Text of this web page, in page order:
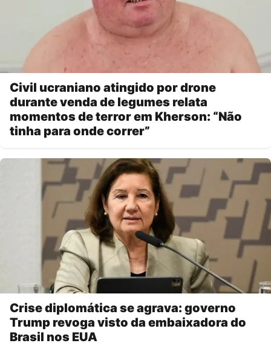
Civil ucraniano atingido por drone
durante venda de legumes relata
momentos de terror em Kherson: “Não
tinha para onde correr”
Crise diplomática se agrava: governo
Trump revoga visto da embaixadora do
Brasil nos EUA